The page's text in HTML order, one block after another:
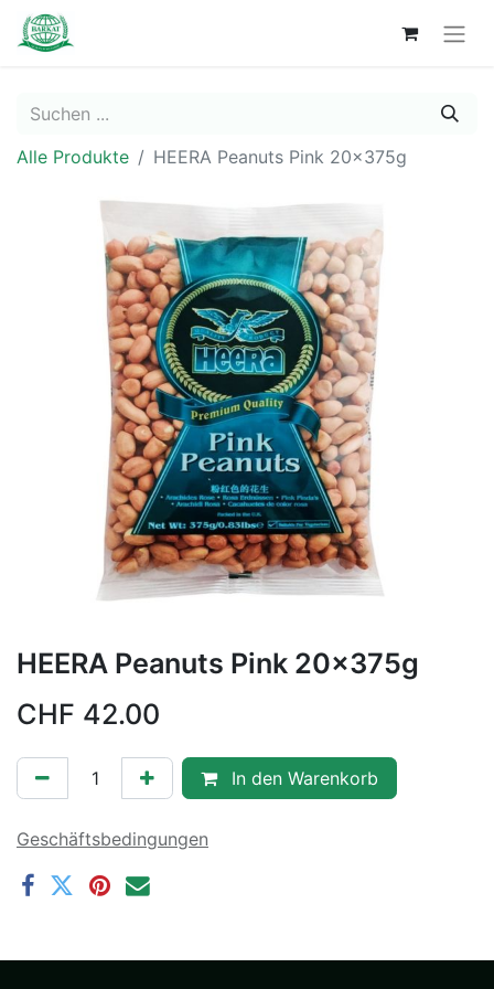
Alle Produkte HEERA Peanuts Pink 20x375g
HEERA Peanuts Pink 20x375g
CHF 42.00
In den Warenkorb
Geschäftsbedingungen